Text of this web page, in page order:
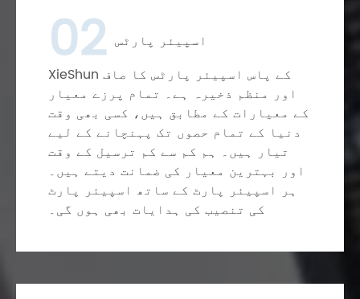
02 اسپیئر پارٹس
XieShun کے پاس اسپیئر پارٹس کا صاف
اور منظم ذخیرہ ہے۔ تمام پرزے معیار
کے معیارات کے مطابق ہیں، کسی بھی وقت
دنیا کے تمام حصوں تک پہنچانے کے لیے
تیار ہیں۔ ہم کم سے کم ترسیل کے وقت
اور بہترین معیار کی ضمانت دیتے ہیں۔
ہر اسپیئر پارٹ کے ساتھ اسپیئر پارٹ
کی تنصیب کی ہدایات بھی ہوں گی۔